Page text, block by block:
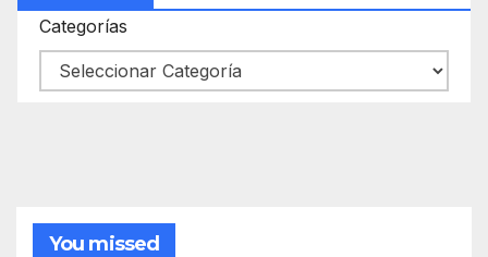
Categorías
You missed